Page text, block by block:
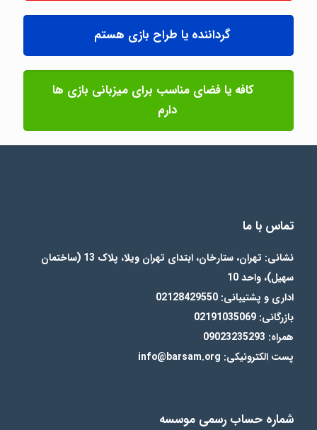
گرداننده یا طراح بازی هستم
کافه یا فضای مناسب برای میزبانی بازی ها
دارم
تماس با ما
نشانی: تهران، ستارخان، ابتدای تهران ویلا، پلاک 13 (ساختمان
سهیل)، واحد 10
اداری و پشتیبانی: 02128429550
بازرگانی: 02191035069
همراه: 09023235293
پست الکترونیکی: info@barsam.org
شماره حساب رسمی موسسه